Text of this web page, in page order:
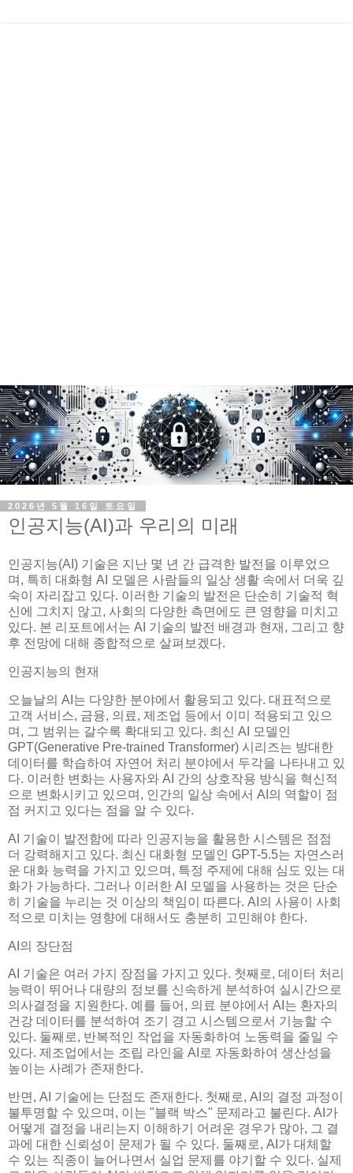
2026년 5월 16일 토요일
인공지능(AI)과 우리의 미래
인공지능(AI) 기술은 지난 몇 년 간 급격한 발전을 이루었으
며, 특히 대화형 AI 모델은 사람들의 일상 생활 속에서 더욱 깊
숙이 자리잡고 있다. 이러한 기술의 발전은 단순히 기술적 혁
신에 그치지 않고, 사회의 다양한 측면에도 큰 영향을 미치고
있다. 본 리포트에서는 AI 기술의 발전 배경과 현재, 그리고 향
후 전망에 대해 종합적으로 살펴보겠다.
인공지능의 현재
오늘날의 AI는 다양한 분야에서 활용되고 있다. 대표적으로
고객 서비스, 금융, 의료, 제조업 등에서 이미 적용되고 있으
며, 그 범위는 갈수록 확대되고 있다. 최신 AI 모델인
GPT(Generative Pre-trained Transformer) 시리즈는 방대한
데이터를 학습하여 자연어 처리 분야에서 두각을 나타내고 있
다. 이러한 변화는 사용자와 AI 간의 상호작용 방식을 혁신적
으로 변화시키고 있으며, 인간의 일상 속에서 AI의 역할이 점
점 커지고 있다는 점을 알 수 있다.
AI 기술이 발전함에 따라 인공지능을 활용한 시스템은 점점
더 강력해지고 있다. 최신 대화형 모델인 GPT-5.5는 자연스러
운 대화 능력을 가지고 있으며, 특정 주제에 대해 심도 있는 대
화가 가능하다. 그러나 이러한 AI 모델을 사용하는 것은 단순
히 기술을 누리는 것 이상의 책임이 따른다. AI의 사용이 사회
적으로 미치는 영향에 대해서도 충분히 고민해야 한다.
AI의 장단점
AI 기술은 여러 가지 장점을 가지고 있다. 첫째로, 데이터 처리
능력이 뛰어나 대량의 정보를 신속하게 분석하여 실시간으로
의사결정을 지원한다. 예를 들어, 의료 분야에서 AI는 환자의
건강 데이터를 분석하여 조기 경고 시스템으로서 기능할 수
있다. 둘째로, 반복적인 작업을 자동화하여 노동력을 줄일 수
있다. 제조업에서는 조립 라인을 AI로 자동화하여 생산성을
높이는 사례가 존재한다.
반면, AI 기술에는 단점도 존재한다. 첫째로, AI의 결정 과정이
불투명할 수 있으며, 이는 "블랙 박스" 문제라고 불린다. AI가
어떻게 결정을 내리는지 이해하기 어려운 경우가 많아, 그 결
과에 대한 신뢰성이 문제가 될 수 있다. 둘째로, AI가 대체할
수 있는 직종이 늘어나면서 실업 문제를 야기할 수 있다. 실제